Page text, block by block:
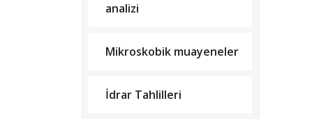
analizi
Mikroskobik muayeneler
İdrar Tahlilleri